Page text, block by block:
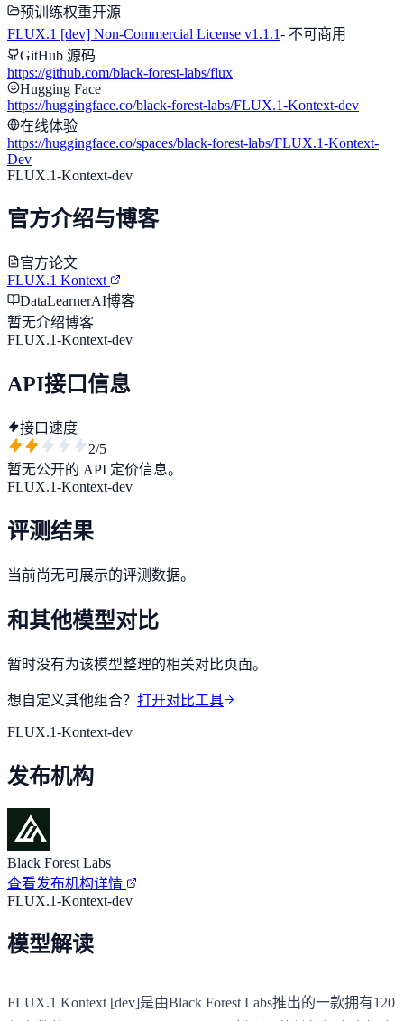
预训练权重开源
FLUX.1 [dev] Non-Commercial License v1.1.1- 不可商用
GitHub 源码
https://github.com/black-forest-labs/flux
Hugging Face
https://huggingface.co/black-forest-labs/FLUX.1-Kontext-dev
在线体验
https://huggingface.co/spaces/black-forest-labs/FLUX.1-Kontext-
Dev
FLUX.1-Kontext-dev
官方介绍与博客
官方论文
FLUX.1 Kontext
DataLearnerAI博客
暂无介绍博客
FLUX.1-Kontext-dev
API接口信息
接口速度
2/5
暂无公开的 API 定价信息。
FLUX.1-Kontext-dev
评测结果
当前尚无可展示的评测数据。
和其他模型对比
暂时没有为该模型整理的相关对比页面。
想自定义其他组合？ 打开对比工具
FLUX.1-Kontext-dev
发布机构
Black Forest Labs
查看发布机构详情
FLUX.1-Kontext-dev
模型解读
FLUX.1 Kontext [dev]是由Black Forest Labs推出的一款拥有120